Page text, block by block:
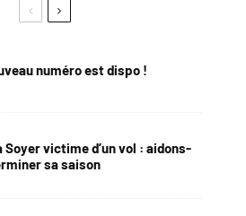
numéro est dispo !
Soyer victime d’un vol : aidons-
sa saison